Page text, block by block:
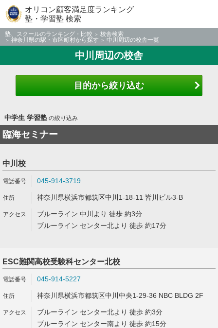
オリコン顧客満足度ランキング
塾・学習塾 検索
塾、スクールのランキング・比較
校舎検索
神奈川県の駅・市区町村から探す
中川周辺の校舎一覧
中川周辺の校舎
目的から絞り込む
中学生 学習塾の絞り込み
臨海セミナー
中川校
045-914-3719
神奈川県横浜市都筑区中川1-18-11 皆川ビル3-B
ブルーライン 中川より 徒歩 約3分
ブルーライン センター北より 徒歩 約17分
ESC難関高校受験科センター北校
045-914-5227
神奈川県横浜市都筑区中川中央1-29-36 NBC BLDG 2F
ブルーライン センター北より 徒歩 約3分
ブルーライン センター南より 徒歩 約15分